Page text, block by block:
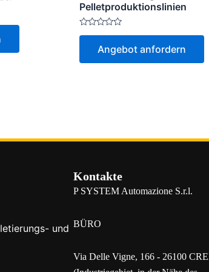
Pelletproduktionslinien
Bewertet
5
Angebot anfordern
und
Kontakte
P SYSTEM Automazione S.r.l.
BÜRO
Via Delle Vigne, 166 - 26100